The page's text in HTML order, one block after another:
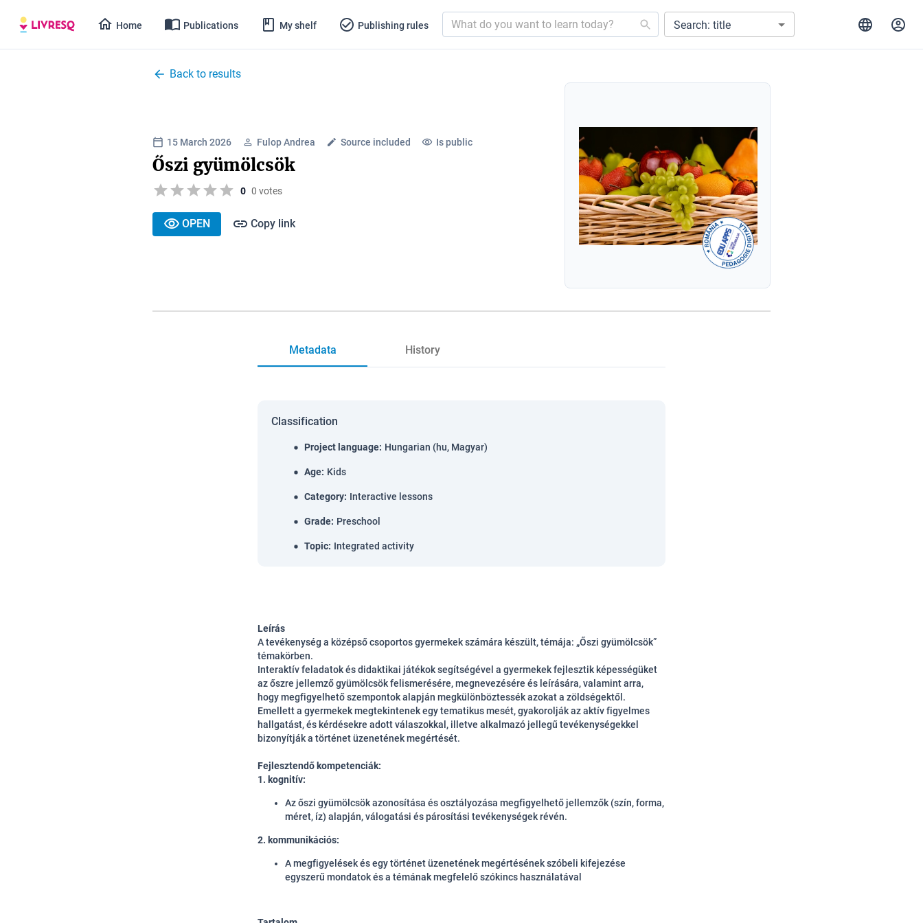
Home Publications My shelf Publishing rules Search: title
Back to results
15 March 2026 Fulop Andrea Source included Is public
Őszi gyümölcsök
0 0 votes
OPEN Copy link
Metadata History
Classification
Project language: Hungarian (hu, Magyar)
Age: Kids
Category: Interactive lessons
Grade: Preschool
Topic: Integrated activity
Leírás
A tevékenység a középső csoportos gyermekek számára készült, témája: „Őszi gyümölcsök”
témakörben.
Interaktív feladatok és didaktikai játékok segítségével a gyermekek fejlesztik képességüket
az őszre jellemző gyümölcsök felismerésére, megnevezésére és leírására, valamint arra,
hogy megfigyelhető szempontok alapján megkülönböztessék azokat a zöldségektől.
Emellett a gyermekek megtekintenek egy tematikus mesét, gyakorolják az aktív figyelmes
hallgatást, és kérdésekre adott válaszokkal, illetve alkalmazó jellegű tevékenységekkel
bizonyítják a történet üzenetének megértését.
Fejlesztendő kompetenciák:
1. kognitív:
Az őszi gyümölcsök azonosítása és osztályozása megfigyelhető jellemzők (szín, forma,
méret, íz) alapján, válogatási és párosítási tevékenységek révén.
2. kommunikációs:
A megfigyelések és egy történet üzenetének megértésének szóbeli kifejezése
egyszerű mondatok és a témának megfelelő szókincs használatával